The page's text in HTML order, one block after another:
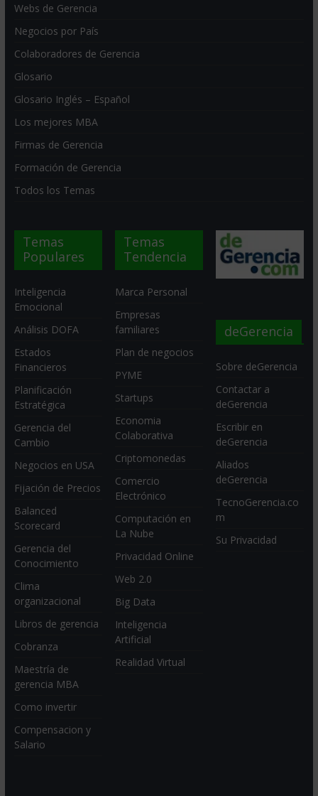
Webs de Gerencia
Negocios por País
Colaboradores de Gerencia
Glosario
Glosario Inglés – Español
Los mejores MBA
Firmas de Gerencia
Formación de Gerencia
Todos los Temas
Temas
Populares
Inteligencia
Emocional
Análisis DOFA
Estados
Financieros
Planificación
Estratégica
Gerencia del
Cambio
Negocios en USA
Fijación de Precios
Balanced
Scorecard
Gerencia del
Conocimiento
Clima
organizacional
Libros de gerencia
Cobranza
Maestría de
gerencia MBA
Como invertir
Compensacion y
Salario
Temas
Tendencia
Marca Personal
Empresas
familiares
Plan de negocios
PYME
Startups
Economia
Colaborativa
Criptomonedas
Comercio
Electrónico
Computación en
La Nube
Privacidad Online
Web 2.0
Big Data
Inteligencia
Artificial
Realidad Virtual
deGerencia
Sobre deGerencia
Contactar a
deGerencia
Escribir en
deGerencia
Aliados
deGerencia
TecnoGerencia.co
m
Su Privacidad